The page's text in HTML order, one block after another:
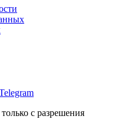
с разрешения